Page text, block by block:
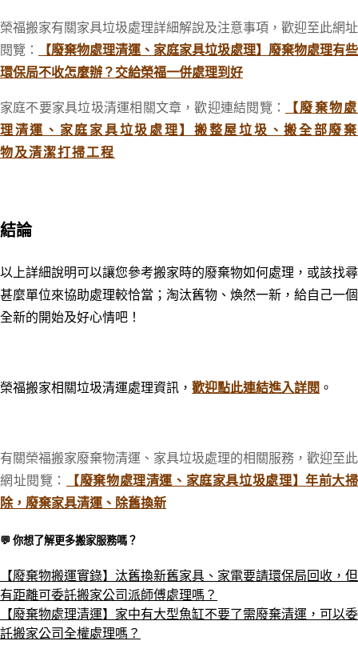
榮福搬家有關家具垃圾處理詳細解說及注意事項，歡迎至此網址
閱覽：
【廢棄物處理清運、家庭家具垃圾處理】廢棄物處理有些
環保局不收怎麼辦？交給榮福一併處理到好
家庭不要家具垃圾清運相關文章，歡迎連結閱覽：
【廢棄物處
理清運、家庭家具垃圾處理】搬整屋垃圾、搬全部廢棄
物及清潔打掃工程
結論
以上詳細說明可以讓您參考搬家時的廢棄物如何處理，或該找尋
甚麼單位來協助處理較恰當； 淘汰舊物、煥然一新，給自己一個
全新的開始及好心情吧！
榮福搬家相關垃圾清運處理資訊， 歡迎點此連結進入詳閱 。
有關榮福搬家廢棄物清運、家具垃圾處理的相關服務，歡迎至此
網址閱覽：
【廢棄物處理清運、家庭家具垃圾處理】年前大掃
除，廢棄家具清運、除舊換新
💬 你想了解更多搬家服務嗎？​
【廢棄物搬運實錄】汰舊換新舊家具、家電要請環保局回收，但
有距離可委託搬家公司派師傅處理嗎？
【廢棄物處理清運】家中有大型魚缸不要了需廢棄清運，可以委
託搬家公司全權處理嗎？